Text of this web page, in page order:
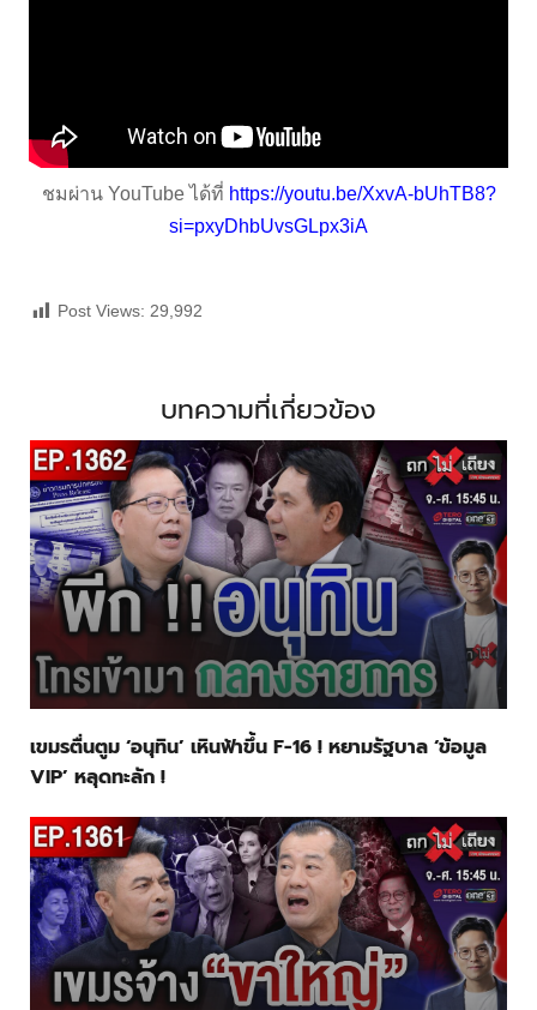
ชมผ่าน YouTube ได้ที่ https://youtu.be/XxvA-bUhTB8?
si=pxyDhbUvsGLpx3iA
Post Views: 29,992
บทความที่เกี่ยวข้อง
เขมรตื่นตูม ‘อนุทิน’ เหินฟ้าขึ้น F-16 ! หยามรัฐบาล ‘ข้อมูล
VIP’ หลุดทะลัก !